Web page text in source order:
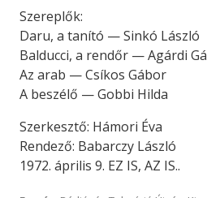
Szereplők:
Daru, a tanító — Sinkó László
Balducci, a rendőr — Agárdi
Az arab — Csíkos Gábor
A beszélő — Gobbi Hilda
Szerkesztő: Hámori Éva
Rendező: Babarczy László
1972. április 9. EZ IS, AZ IS..